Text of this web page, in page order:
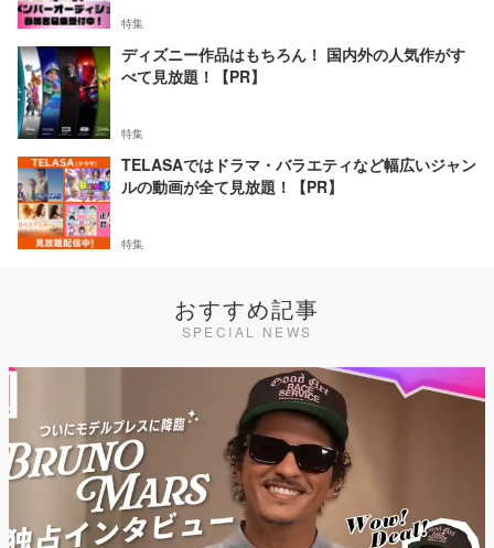
特集
ディズニー作品はもちろん！ 国内外の人気作がす
べて見放題！【PR】
特集
TELASAではドラマ・バラエティなど幅広いジャン
ルの動画が全て見放題！【PR】
特集
おすすめ記事
SPECIAL NEWS